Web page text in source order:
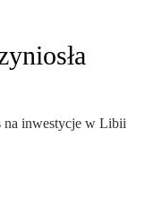
na inwestycje w Libii